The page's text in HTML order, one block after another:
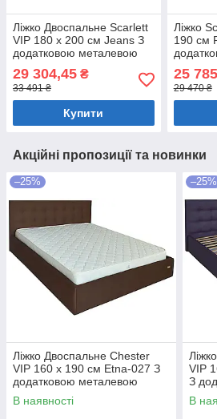
Ліжко Двоспальне Scarlett
VIP 180 х 200 см Jeans З
додатковою металевою
цільнозварною рамою
Синій
29 304,45 ₴
33 491 ₴
Купити
Ліжко
190 см
Рожевий
25
29 470 ₴
Акційні пропозиції та новинки
–25%
Ліжко Двоспальне Chester
VIP 160 х 190 см Etna-027 З
додатковою металевою
цільнозварною рамою
Коричневий
В наявності
–25%
VIP
З
В